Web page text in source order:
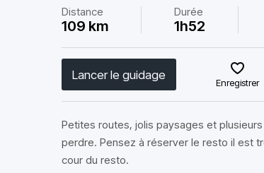
Distance
109 km
Durée
1h52
Lancer le guidage
Enregistrer
Petites routes, jolis paysages et
perdre. Pensez à réserver le resto il est
cour du resto.